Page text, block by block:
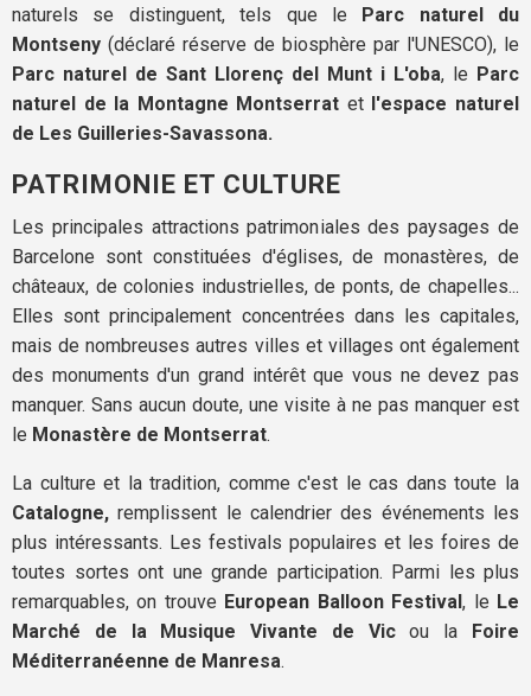
naturels se distinguent, tels que le Parc naturel du
Montseny (déclaré réserve de biosphère par l'UNESCO), le
Parc naturel de Sant Llorenç del Munt i L'oba, le Parc
naturel de la Montagne Montserrat et l'espace naturel
de Les Guilleries-Savassona.
PATRIMONIE ET CULTURE
Les principales attractions patrimoniales des paysages de
Barcelone sont constituées d'églises, de monastères, de
châteaux, de colonies industrielles, de ponts, de chapelles...
Elles sont principalement concentrées dans les capitales,
mais de nombreuses autres villes et villages ont également
des monuments d'un grand intérêt que vous ne devez pas
manquer. Sans aucun doute, une visite à ne pas manquer est
le Monastère de Montserrat.
La culture et la tradition, comme c'est le cas dans toute la
Catalogne, remplissent le calendrier des événements les
plus intéressants. Les festivals populaires et les foires de
toutes sortes ont une grande participation. Parmi les plus
remarquables, on trouve European Balloon Festival, le Le
Marché de la Musique Vivante de Vicou la Foire
Méditerranéenne de Manresa.